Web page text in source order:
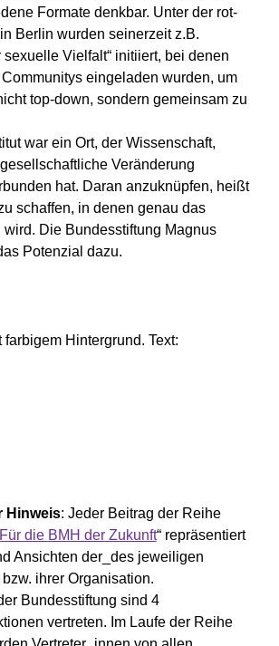
Formate denkbar. Unter der rot-
Berlin wurden seinerzeit z.B.
sexuelle Vielfalt“ initiiert, bei denen
eingeladen wurden, um
top-down, sondern gemeinsam zu
war ein Ort, der Wissenschaft,
Veränderung
hat. Daran anzuknüpfen, heißt
schaffen, in denen genau das
Die Bundesstiftung Magnus
Potenzial dazu.
Hinweis: Jeder Beitrag der Reihe
die BMH der Zukunft“ repräsentiert
Ansichten der_des jeweiligen
ihrer Organisation.
Bundesstiftung sind 4
vertreten. Im Laufe der Reihe